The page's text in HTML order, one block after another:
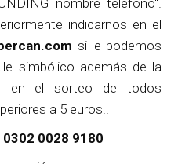
indicarnos en el
si le podemos
simbólico además de la
en el sorteo de todos
a 5 euros..
0302 0028 9180